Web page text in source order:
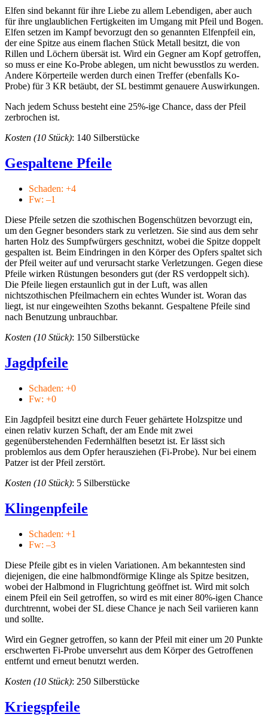
Elfen sind bekannt für ihre Liebe zu allem Lebendigen, aber auch
für ihre unglaublichen Fertigkeiten im Umgang mit Pfeil und Bogen.
Elfen setzen im Kampf bevorzugt den so genannten Elfenpfeil ein,
der eine Spitze aus einem flachen Stück Metall besitzt, die von
Rillen und Löchern übersät ist. Wird ein Gegner am Kopf getroffen,
so muss er eine Ko-Probe ablegen, um nicht bewusstlos zu werden.
Andere Körperteile werden durch einen Treffer (ebenfalls Ko-
Probe) für 3 KR betäubt, der SL bestimmt genauere Auswirkungen.
Nach jedem Schuss besteht eine 25%-ige Chance, dass der Pfeil
zerbrochen ist.
Kosten (10 Stück): 140 Silberstücke
Gespaltene Pfeile
Schaden: +4
Fw: –1
Diese Pfeile setzen die szothischen Bogenschützen bevorzugt ein,
um den Gegner besonders stark zu verletzen. Sie sind aus dem sehr
harten Holz des Sumpfwürgers geschnitzt, wobei die Spitze doppelt
gespalten ist. Beim Eindringen in den Körper des Opfers spaltet sich
der Pfeil weiter auf und verursacht starke Verletzungen. Gegen diese
Pfeile wirken Rüstungen besonders gut (der RS verdoppelt sich).
Die Pfeile liegen erstaunlich gut in der Luft, was allen
nichtszothischen Pfeilmachern ein echtes Wunder ist. Woran das
liegt, ist nur eingeweihten Szoths bekannt. Gespaltene Pfeile sind
nach Benutzung unbrauchbar.
Kosten (10 Stück): 150 Silberstücke
Jagdpfeile
Schaden: +0
Fw: +0
Ein Jagdpfeil besitzt eine durch Feuer gehärtete Holzspitze und
einen relativ kurzen Schaft, der am Ende mit zwei
gegenüberstehenden Federnhälften besetzt ist. Er lässt sich
problemlos aus dem Opfer herausziehen (Fi-Probe). Nur bei einem
Patzer ist der Pfeil zerstört.
Kosten (10 Stück): 5 Silberstücke
Klingenpfeile
Schaden: +1
Fw: –3
Diese Pfeile gibt es in vielen Variationen. Am bekanntesten sind
diejenigen, die eine halbmondförmige Klinge als Spitze besitzen,
wobei der Halbmond in Flugrichtung geöffnet ist. Wird mit solch
einem Pfeil ein Seil getroffen, so wird es mit einer 80%-igen Chance
durchtrennt, wobei der SL diese Chance je nach Seil variieren kann
und sollte.
Wird ein Gegner getroffen, so kann der Pfeil mit einer um 20 Punkte
erschwerten Fi-Probe unversehrt aus dem Körper des Getroffenen
entfernt und erneut benutzt werden.
Kosten (10 Stück): 250 Silberstücke
Kriegspfeile